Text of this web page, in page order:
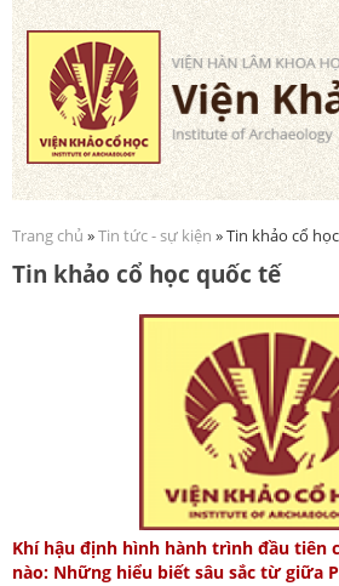
Nhảy
đến
nội
dung
Bạn đang ở đây
Trang chủ »Tin tức - sự kiện » Tin khảo cổ
Tin khảo cổ học quốc tế
Khí hậu định hình hành trình đầu tiên
nào: Những hiểu biết sâu sắc từ giữa